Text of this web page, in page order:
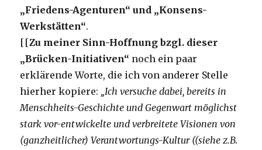
„Friedens-Agenturen“ und „Konsens-
Werkstätten“.
[[Zu meiner Sinn-Hoffnung bzgl. dieser
„Brücken-Initiativen“ noch ein paar
erklärende Worte, die ich von anderer Stelle
hierher kopiere: „Ich versuche dabei, bereits in
Menschheits-Geschichte und Gegenwart möglichst
stark vor-entwickelte und verbreitete Visionen von
(ganzheitlicher) Verantwortungs-Kultur ((siehe z.B.